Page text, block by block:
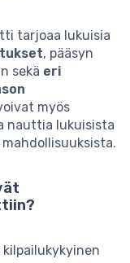
tarjoaa lukuisia
, pääsyn
sekä eri
myös
nauttia lukuisista